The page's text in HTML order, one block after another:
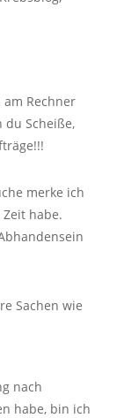
Rechner
Scheiße,
merke ich
habe.
Sachen wie
nach
habe, bin ich